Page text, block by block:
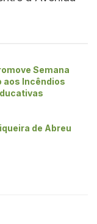
Semana
aos Incêndios
de Abreu